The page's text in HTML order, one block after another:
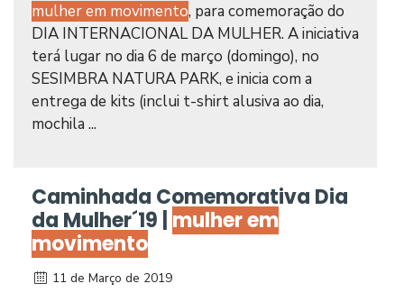
mulher em movimento, para comemoração do
DIA INTERNACIONAL DA MULHER. A iniciativa
terá lugar no dia 6 de março (domingo), no
SESIMBRA NATURA PARK, e inicia com a
entrega de kits (inclui t-shirt alusiva ao dia,
mochila ...
Caminhada Comemorativa Dia
da Mulher´19 | mulher em
movimento
11 de Março de 2019